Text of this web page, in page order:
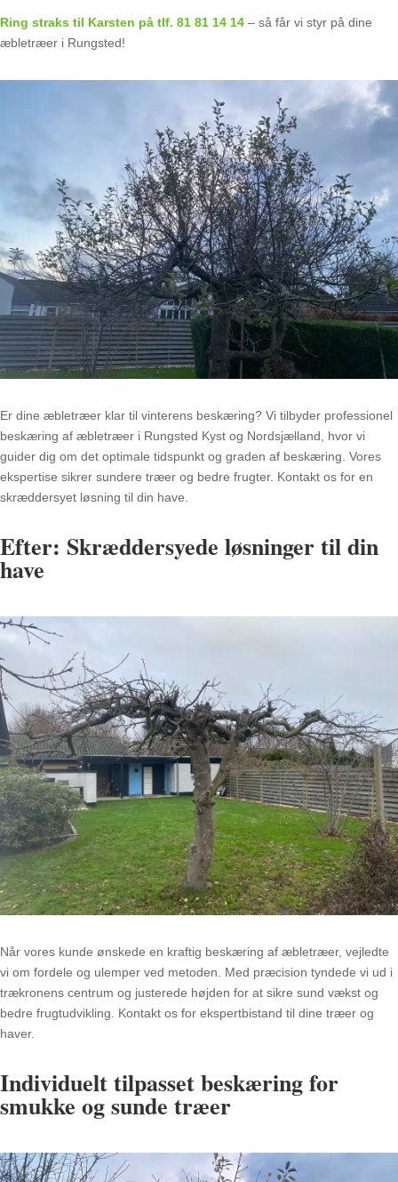
Ring straks til Karsten på tlf. 81 81 14 14 – så får vi styr på dine
æbletræer i Rungsted!
Er dine æbletræer klar til vinterens beskæring? Vi tilbyder professionel
beskæring af æbletræer i Rungsted Kyst og Nordsjælland, hvor vi
guider dig om det optimale tidspunkt og graden af beskæring. Vores
ekspertise sikrer sundere træer og bedre frugter. Kontakt os for en
skræddersyet løsning til din have.
Efter: Skræddersyede løsninger til din
have
Når vores kunde ønskede en kraftig beskæring af æbletræer, vejledte
vi om fordele og ulemper ved metoden. Med præcision tyndede vi ud i
trækronens centrum og justerede højden for at sikre sund vækst og
bedre frugtudvikling. Kontakt os for ekspertbistand til dine træer og
haver.
Individuelt tilpasset beskæring for
smukke og sunde træer